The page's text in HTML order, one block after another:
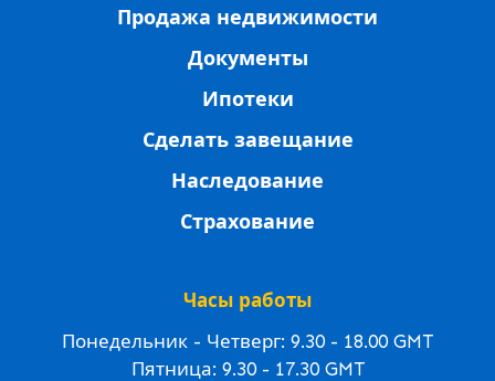
Продажа недвижимости
Документы
Ипотеки
Сделать завещание
Наследование
Страхование
Часы работы
Понедельник - Четверг: 9.30 - 18.00 GMT
Пятница: 9.30 - 17.30 GMT